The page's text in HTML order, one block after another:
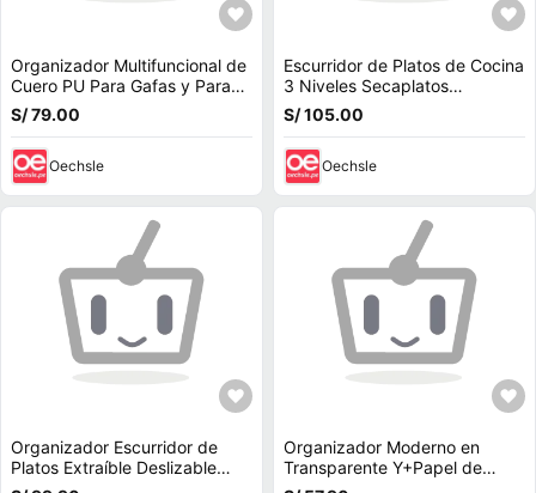
Organizador Multifuncional de
Cuero PU Para Gafas y Para
Reloj
S/ 79.00
Oechsle
Escurridor de Platos de Cocina
3 Niveles Secaplatos
Portaplatos Organizador
Estante
S/ 105.00
Oechsle
Organizador Escurridor de
Platos Extraíble Deslizable
Moderno de Acero L70
Organizador Moderno en
Transparente Y+Papel de
Regalo